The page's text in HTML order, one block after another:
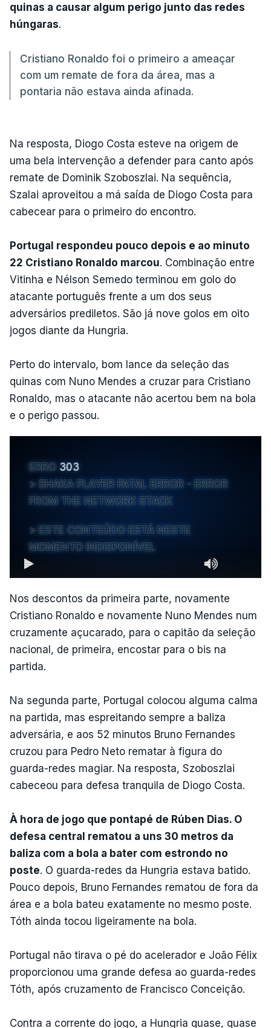
quinas a causar algum perigo junto das redes
húngaras.
Cristiano Ronaldo foi o primeiro a ameaçar
com um remate de fora da área, mas a
pontaria não estava ainda afinada.
Na resposta, Diogo Costa esteve na origem de
uma bela intervenção a defender para canto após
remate de Dominik Szoboszlai. Na sequência,
Szalai aproveitou a má saída de Diogo Costa para
cabecear para o primeiro do encontro.
Portugal respondeu pouco depois e ao minuto
22 Cristiano Ronaldo marcou. Combinação entre
Vitinha e Nélson Semedo terminou em golo do
atacante português frente a um dos seus
adversários prediletos. São já nove golos em oito
jogos diante da Hungria.
Perto do intervalo, bom lance da seleção das
quinas com Nuno Mendes a cruzar para Cristiano
Ronaldo, mas o atacante não acertou bem na bola
e o perigo passou.
ERRO 303
SHAKA PLAYER FATAL ERROR - ERROR
FROM THE NETWORK STACK
ESTE CONTEÚDO ESTÁ NESTE
MOMENTO INDISPONÍVEL
Nos descontos da primeira parte, novamente
Cristiano Ronaldo e novamente Nuno Mendes num
cruzamente açucarado, para o capitão da seleção
nacional, de primeira, encostar para o bis na
partida.
Na segunda parte, Portugal colocou alguma calma
na partida, mas espreitando sempre a baliza
adversária, e aos 52 minutos Bruno Fernandes
cruzou para Pedro Neto rematar à figura do
guarda-redes magiar. Na resposta, Szoboszlai
cabeceou para defesa tranquila de Diogo Costa.
À hora de jogo que pontapé de Rúben Dias. O
defesa central rematou a uns 30 metros da
baliza com a bola a bater com estrondo no
poste. O guarda-redes da Hungria estava batido.
Pouco depois, Bruno Fernandes rematou de fora da
área e a bola bateu exatamente no mesmo poste.
Tóth ainda tocou ligeiramente na bola.
Portugal não tirava o pé do acelerador e João Félix
proporcionou uma grande defesa ao guarda-redes
Tóth, após cruzamento de Francisco Conceição.
Contra a corrente do jogo, a Hungria quase, quase